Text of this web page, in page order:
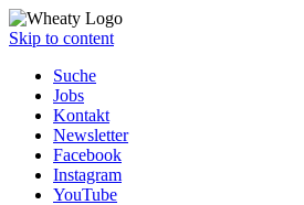
Skip to content
Suche
Jobs
Kontakt
Newsletter
Facebook
Instagram
YouTube